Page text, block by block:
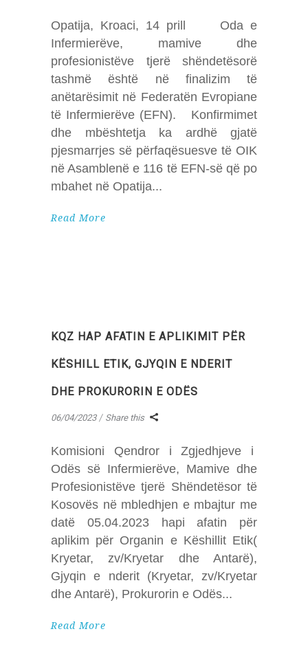
Opatija, Kroaci, 14 prill Oda e
Infermierëve, mamive dhe
profesionistëve tjerë shëndetësorë
tashmë është në finalizim të
anëtarësimit në Federatën Evropiane
të Infermierëve (EFN). Konfirmimet
dhe mbështetja ka ardhë gjatë
pjesmarrjes së përfaqësuesve të OIK
në Asamblenë e 116 të EFN-së që po
mbahet në Opatija
Read More
KQZ HAP AFATIN E APLIKIMIT PËR
KËSHILL ETIK, GJYQIN E NDERIT
DHE PROKURORIN E ODËS
06/04/2023 Share this
Komisioni Qendror i Zgjedhjeve i
Odës së Infermierëve, Mamive dhe
Profesionistëve tjerë Shëndetësor të
Kosovës në mbledhjen e mbajtur me
datë 05.04.2023 hapi afatin për
aplikim për Organin e Këshillit Etik(
Kryetar, zv/Kryetar dhe Antarë),
Gjyqin e nderit (Kryetar, zv/Kryetar
dhe Antarë), Prokurorin e Odës
Read More